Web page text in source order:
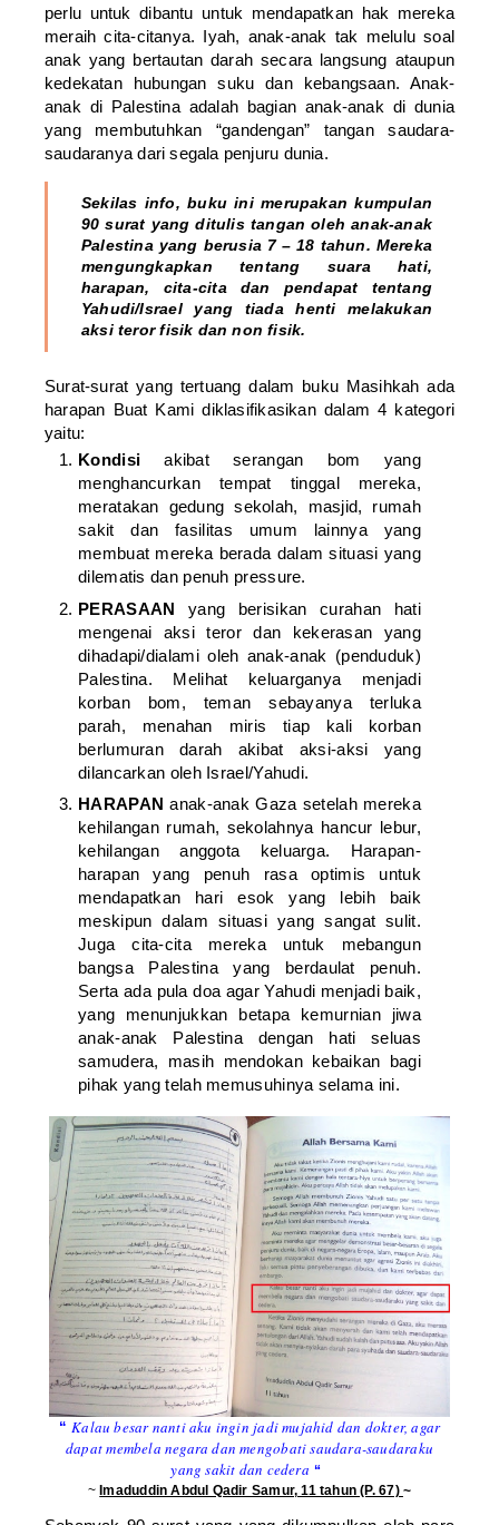
perlu untuk dibantu untuk mendapatkan hak mereka
meraih cita-citanya. Iyah, anak-anak tak melulu soal
anak yang bertautan darah secara langsung ataupun
kedekatan hubungan suku dan kebangsaan. Anak-
anak di Palestina adalah bagian anak-anak di dunia
yang membutuhkan “gandengan” tangan saudara-
saudaranya dari segala penjuru dunia.
Sekilas info, buku ini merupakan kumpulan
90 surat yang ditulis tangan oleh anak-anak
Palestina yang berusia 7 – 18 tahun. Mereka
mengungkapkan tentang suara hati,
harapan, cita-cita dan pendapat tentang
Yahudi/Israel yang tiada henti melakukan
aksi teror fisik dan non fisik.
Surat-surat yang tertuang dalam buku Masihkah ada
harapan Buat Kami diklasifikasikan dalam 4 kategori
yaitu:
Kondisiakibat serangan bom yang
menghancurkan tempat tinggal mereka,
meratakan gedung sekolah, masjid, rumah
sakit dan fasilitas umum lainnya yang
membuat mereka berada dalam situasi yang
dilematis dan penuh pressure.
PERASAAN yang berisikan curahan hati
mengenai aksi teror dan kekerasan yang
dihadapi/dialami oleh anak-anak (penduduk)
Palestina. Melihat keluarganya menjadi
korban bom, teman sebayanya terluka
parah, menahan miris tiap kali korban
berlumuran darah akibat aksi-aksi yang
dilancarkan oleh Israel/Yahudi.
HARAPAN anak-anak Gaza setelah mereka
kehilangan rumah, sekolahnya hancur lebur,
kehilangan anggota keluarga. Harapan-
harapan yang penuh rasa optimis untuk
mendapatkan hari esok yang lebih baik
meskipun dalam situasi yang sangat sulit.
Juga cita-cita mereka untuk mebangun
bangsa Palestina yang berdaulat penuh.
Serta ada pula doa agar Yahudi menjadi baik,
yang menunjukkan betapa kemurnian jiwa
anak-anak Palestina dengan hati seluas
samudera, masih mendokan kebaikan bagi
pihak yang telah memusuhinya selama ini.
“Kalau besar nanti aku ingin jadi mujahid dan dokter, agar
dapat membela negara dan mengobati saudara-saudaraku
yang sakit dan cedera “
~ Imaduddin Abdul Qadir Samur, 11 tahun (P. 67) ~